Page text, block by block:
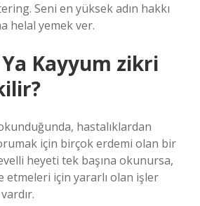
Seni en yüksek adın hakkı
helal yemek ver.
Kayyum zikri
hastalıklardan
için birçok erdemi olan bir
heyeti tek başına okunursa,
etmeleri için yararlı olan işler